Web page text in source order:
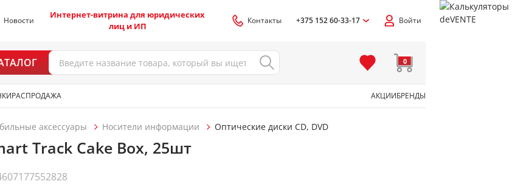
Новости
Интернет-витрина для юридических
лиц и ИП
Контакты +375 152 60-33-17 Войти
0
РАСПРОДАЖА АКЦИИБРЕНДЫ
аксессуары Носители информации Оптические диски CD, DVD
Track Cake Box, 25шт